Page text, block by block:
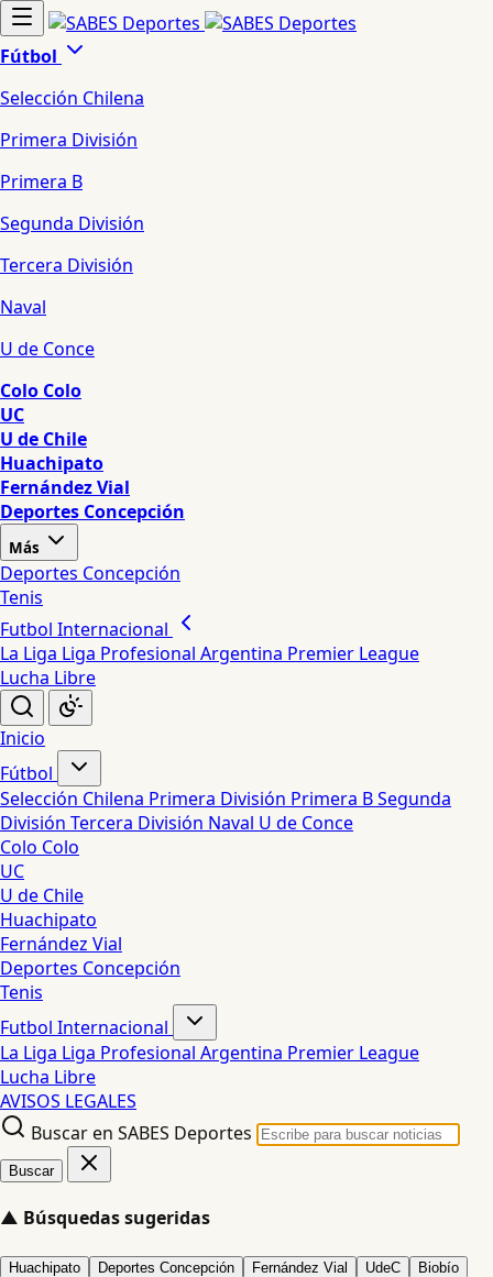
Fútbol
Selección Chilena
Primera División
Primera B
Segunda División
Tercera División
Naval
U de Conce
Colo Colo
UC
U de Chile
Huachipato
Fernández Vial
Deportes Concepción
Más
Deportes Concepción
Tenis
Futbol Internacional
La Liga Liga Profesional Argentina Premier League
Lucha Libre
Inicio
Fútbol
Selección Chilena Primera División Primera BSegunda
División Tercera División Naval U de Conce
Colo Colo
UC
U de Chile
Huachipato
Fernández Vial
Deportes Concepción
Tenis
Futbol Internacional
La Liga Liga Profesional Argentina Premier League
Lucha Libre
AVISOS LEGALES
Buscar en SABES Deportes
Buscar
▲ Búsquedas sugeridas
Huachipato Deportes Concepción Fernández Vial UdeC Biobío